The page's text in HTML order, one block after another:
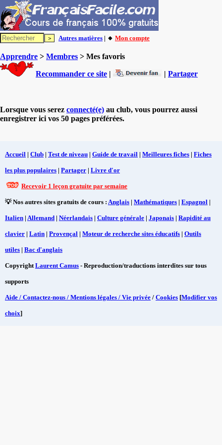
Autres matières | 🔸 Mon compte
Apprendre > Membres > Mes favoris
Recommander ce site | | Partager
Lorsque vous serez connecté(e) au club, vous pourrez aussi
enregistrer ici vos 50 pages préférées.
Accueil | Club | Test de niveau | Guide de travail | Meilleures fiches | Fiches
les plus populaires | Partager | Livre d'or
Recevoir 1 leçon gratuite par semaine
💡 Nos autres sites gratuits de cours : Anglais | Mathématiques | Espagnol |
Italien | Allemand | Néerlandais | Culture générale | Japonais | Rapidité au
clavier | Latin | Provençal | Moteur de recherche sites éducatifs | Outils
utiles | Bac d'anglais
CopyrightLaurent Camus - Reproduction/traductions interdites sur tous
supports
Aide / Contactez-nous / Mentions légales / Vie privée / Cookies [Modifier vos
choix]